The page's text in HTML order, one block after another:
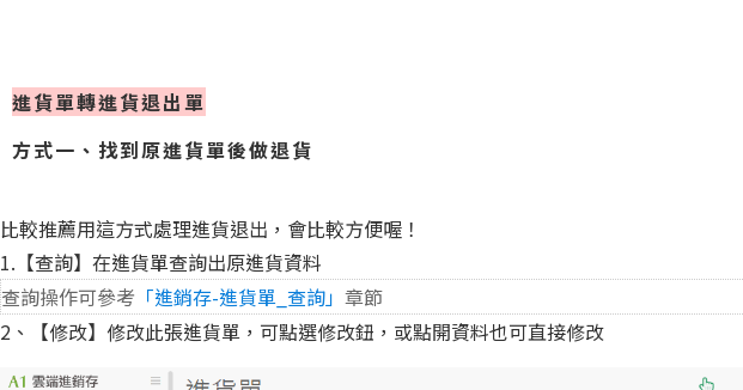
進貨單轉進貨退出單
方式一、找到原進貨單後做退貨
比較推薦用這方式處理進貨退出，會比較方便喔！
1.【查詢】在進貨單查詢出原進貨資料
查詢操作可參考 「進銷存-進貨單_查詢」章節
2、【修改】修改此張進貨單，可點選修改鈕，或點開資料也可直接修改